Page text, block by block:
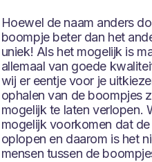
Hoewel de naam anders
boompje beter dan het
uniek! Als het mogelijk is
allemaal van goede
wij er eentje voor je
ophalen van de boompjes
mogelijk te laten verlopen.
mogelijk voorkomen dat
oplopen en daarom is het
mensen tussen de